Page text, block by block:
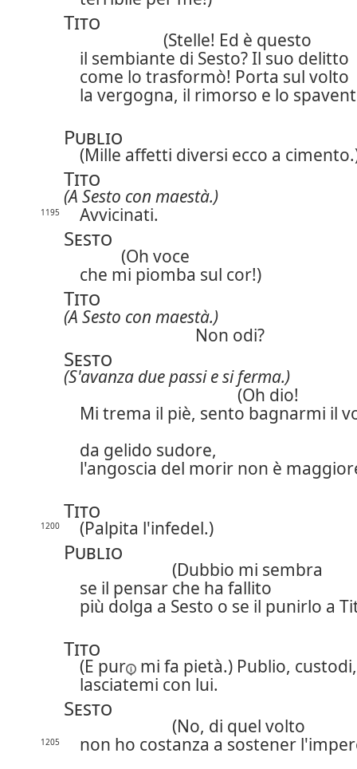
Tito
(Stelle! Ed è questo
il sembiante di Sesto?Il suo delitto
come lo trasformò! Porta sul volto
la vergogna, il rimorso e lo
Publio
(Mille affetti diversi ecco a
Tito
(A Sesto con maestà.)
1195 Avvicinati.
Sesto
(Oh voce
che mi piomba sul cor!)
Tito
(A Sesto con maestà.)
Non odi?
Sesto
(S'avanza due passi e si ferma.)
(Oh dio!
Mi trema il piè, sento bagnarmi il
da gelido sudore,
l'angoscia del morir non è
Tito
1200 (Palpita l'infedel.)
Publio
(Dubbio mi sembra
se il pensar che ha fallito
più dolga a Sesto o se il punirlo a
Tito
(E pur
mi fa pietà.) Publio, custodi,
lasciatemi con lui.
Sesto
(No, di quel volto
1205
non ho costanza a sostener